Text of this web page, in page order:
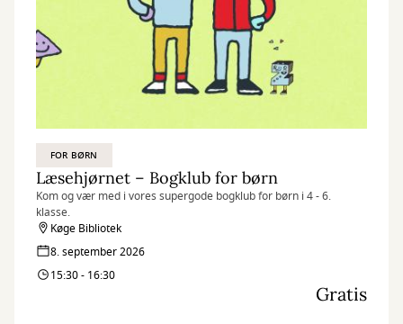
FOR BØRN
Læsehjørnet – Bogklub for børn
Kom og vær med i vores supergode bogklub for børn i 4 - 6.
klasse.
Køge Bibliotek
8. september 2026
15:30 - 16:30
Gratis